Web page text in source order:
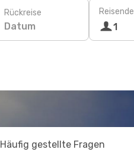
Rückreise
Datum
Reisende
1
Häufig gestellte Fragen